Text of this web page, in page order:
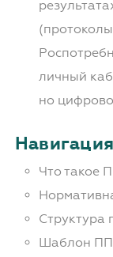
личный
но
Что такое
Структура
Шаблон